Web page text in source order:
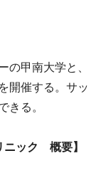
の甲南大学と、
開催する。サッ
きる。
ニック 概要】